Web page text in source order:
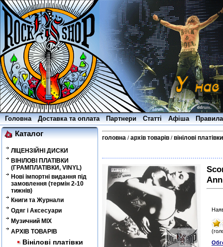
Головна Доставка та оплата Партнери Статті Афіша
Каталог
ЛІЦЕНЗІЙНІ ДИСКИ
ВІНІЛОВІ ПЛАТІВКИ
(ГРАМПЛАТІВКИ, VINYL)
Нові імпортні видання під
замовлення (термін 2-10
тижнів)
Книги та Журнали
Одяг і Аксесуари
Музичний MIX
АРХІВ ТОВАРІВ
Вінілові платівки
головна / архів товарів / вінілові платівки